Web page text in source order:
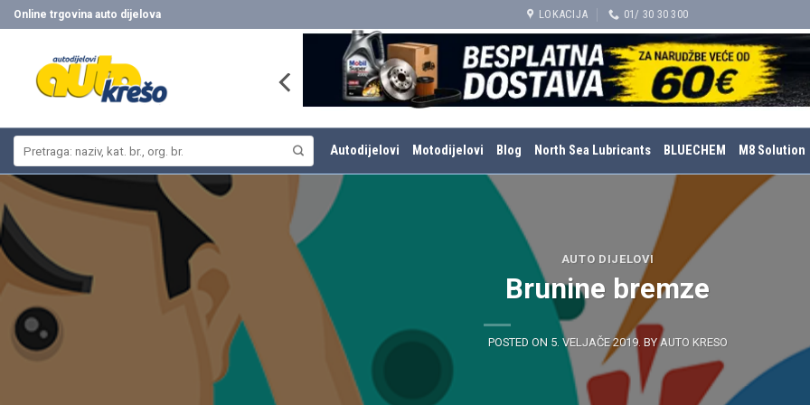
Skip
to
Online trgovina auto dijelova LOKACIJA 01/ 30 30 300
Autodijelovi Motodijelovi Blog North Sea Lubricants BLUECHEM M8 Solution
AUTO DIJELOVI
Brunine bremze
POSTED ON 5. VELJAČE 2019. BYAUTO KRESO